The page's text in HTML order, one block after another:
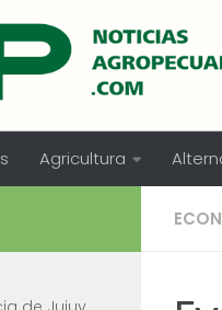
Agricultura